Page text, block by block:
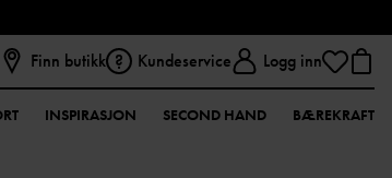
Finn butikk Kundeservice Logg inn
INSPIRASJON SECOND HAND BÆREKRAFT